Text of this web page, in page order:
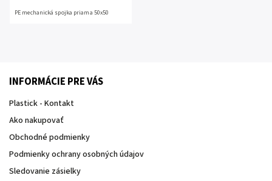
PE mechanická spojka priama 50x50
INFORMÁCIE PRE VÁS
Plastick - Kontakt
Ako nakupovať
Obchodné podmienky
Podmienky ochrany osobných údajov
Sledovanie zásielky